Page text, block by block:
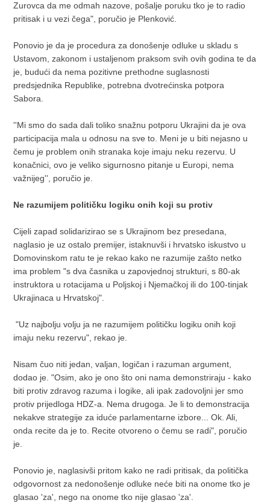
Zurovca da me odmah nazove, pošalje poruku tko je to radio
pritisak i u vezi čega", poručio je Plenković.
Ponovio je da je procedura za donošenje odluke u skladu s
Ustavom, zakonom i ustaljenom praksom svih ovih godina te da
je, budući da nema pozitivne prethodne suglasnosti
predsjednika Republike, potrebna dvotrećinska potpora
Sabora.
''Mi smo do sada dali toliko snažnu potporu Ukrajini da je ova
participacija mala u odnosu na sve to. Meni je u biti nejasno u
čemu je problem onih stranaka koje imaju neku rezervu. U
konačnici, ovo je veliko sigurnosno pitanje u Europi, nema
važnijeg'', poručio je.
Ne razumijem političku logiku onih koji su protiv
Cijeli zapad solidarizirao se s Ukrajinom bez presedana,
naglasio je uz ostalo premijer, istaknuvši i hrvatsko iskustvo u
Domovinskom ratu te je rekao kako ne razumije zašto netko
ima problem "s dva časnika u zapovjednoj strukturi, s 80-ak
instruktora u rotacijama u Poljskoj i Njemačkoj ili do 100-tinjak
Ukrajinaca u Hrvatskoj".
"Uz najbolju volju ja ne razumijem političku logiku onih koji
imaju neku rezervu", rekao je.
Nisam čuo niti jedan, valjan, logičan i razuman argument,
dodao je. "Osim, ako je ono što oni nama demonstriraju - kako
biti protiv zdravog razuma i logike, ali ipak zadovoljni jer smo
protiv prijedloga HDZ-a. Nema drugoga. Je li to demonstracija
nekakve strategije za iduće parlamentarne izbore... Ok. Ali,
onda recite da je to. Recite otvoreno o čemu se radi", poručio
je.
Ponovio je, naglasivši pritom kako ne radi pritisak, da politička
odgovornost za nedonošenje odluke neće biti na onome tko je
glasao 'za', nego na onome tko nije glasao 'za'.